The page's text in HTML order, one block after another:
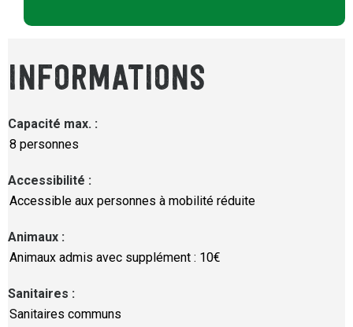
INFORMATIONS
Capacité max. :
8 personnes
Accessibilité :
Accessible aux personnes à mobilité réduite
Animaux :
Animaux admis avec supplément : 10€
Sanitaires :
Sanitaires communs